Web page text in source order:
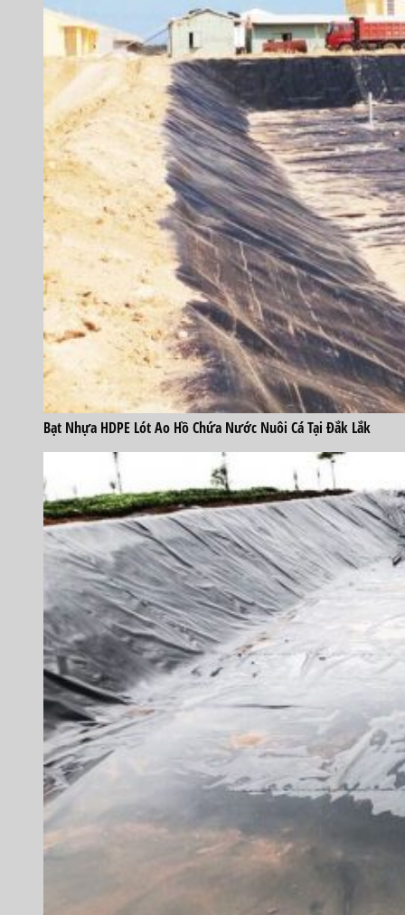
Bạt Nhựa HDPE Lót Ao Hồ Chứa Nước Nuôi Cá Tại Đắk Lắk